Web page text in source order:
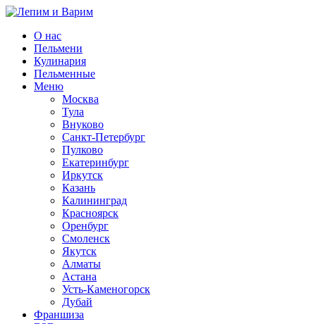
О нас
Пельмени
Кулинария
Пельменные
Меню
Москва
Тула
Внуково
Санкт-Петербург
Пулково
Екатеринбург
Иркутск
Казань
Калининград
Красноярск
Оренбург
Смоленск
Якутск
Алматы
Астана
Усть-Каменогорск
Дубай
Франшиза